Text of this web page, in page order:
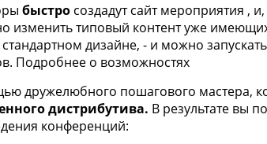
быстро создадут сайт мероприятия ,
изменить типовый контент уже
дизайне, - и можно
Подробнее о возможностях
дружелюбного пошагового мастера,
дистрибутива. В результате вы
конференций: